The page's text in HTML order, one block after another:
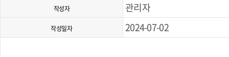
작성자 관리자
작성일자 2024-07-02